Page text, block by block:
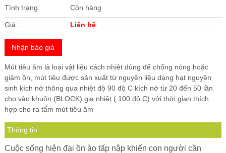
Phụ Kiện Phòng Sạch Kho Lạnh
Tình trạng: Còn hàng
Giá: Liên hệ
Nhận báo giá
Mút tiêu âm là loại vật liệu cách nhiệt dùng để chống nóng hoặc
giảm ồn, mút tiêu được sản xuất từ nguyên liệu dạng hạt nguyên
sinh kích nở thông qua nhiệt độ 90 độ C kích nở từ 20 đến 50 lần
cho vào khuôn (BLOCK) gia nhiệt ( 100 độ C) với thời gian thích
hợp cho ra tấm mút tiêu âm
Thông tin
Cuộc sống hiện đại ồn ào tấp nập khiến con người cần